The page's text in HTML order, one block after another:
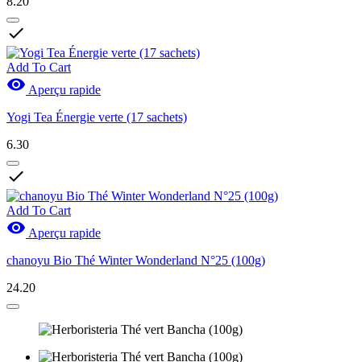

Add To Cart
 Aperçu rapide
Yogi Tea Énergie verte (17 sachets)
6.30

Add To Cart
 Aperçu rapide
chanoyu Bio Thé Winter Wonderland N°25 (100g)
24.20